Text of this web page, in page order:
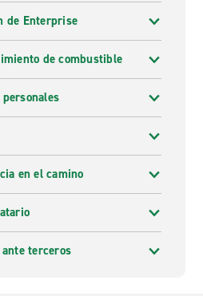
de Enterprise
de combustible
en el camino
terceros